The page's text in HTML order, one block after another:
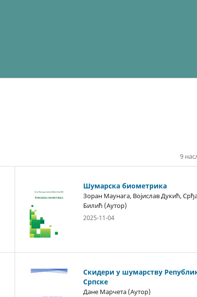
9
Шумарска биометрика
Зоран Маунага, Војислав Дукић,
Билић (Аутор)
2025-11-04
Скидери у шумарству
Српске
Дане Марчета (Аутор)